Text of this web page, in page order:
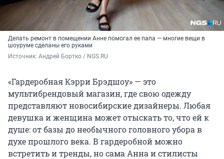
Делать ремонт в помещении Анне помогал ее папа — многие вещи в
шоуруме сделаны его руками
Источник: Андрей Бортко / NGS.RU
«Гардеробная Кэрри Брэдшоу» — это
мультибрендовый магазин, где свою одежду
представляют новосибирские дизайнеры. Любая
девушка и женщина может отыскать то, что ей к
душе: от базы до необычного головного убора в
духе прошлого века. В гардеробной можно
встретить и тренды, но сама Анна и стилисты